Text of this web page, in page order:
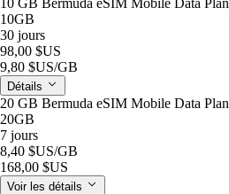
10GB
30 jours
98,00 $US
9,80 $US/GB
Détails
20 GB Bermuda eSIM Mobile Data Plan
20GB
7 jours
8,40 $US/GB
168,00 $US
Voir les détails